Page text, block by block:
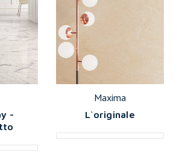
-
Maxima
L`originale